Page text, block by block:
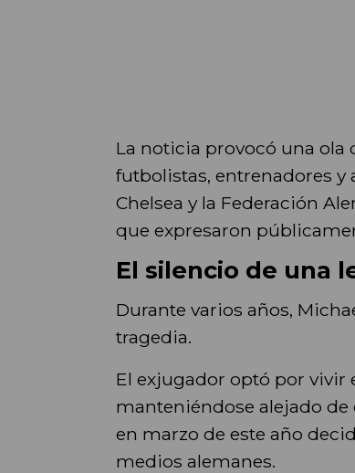
La noticia provocó una ola
futbolistas, entrenadores
Chelsea y la Federación
que expresaron
El silencio de una
Durante varios años,
tragedia.
El exjugador optó por vivir
manteniéndose alejado
en marzo de este año
medios alemanes.